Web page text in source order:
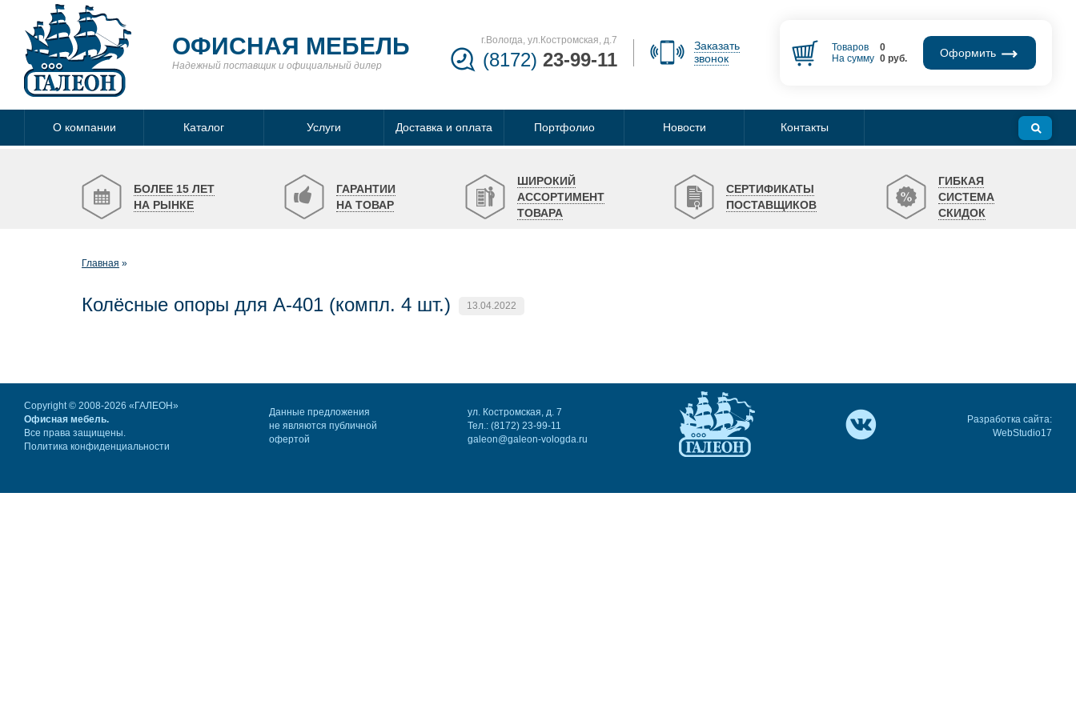
ОФИСНАЯ МЕБЕЛЬ
Надежный поставщик и официальный дилер
г.Вологда, ул.Костромская, д.7
(8172) 23-99-11
Заказать
звонок
Товаров
0
На сумму 0руб. Оформить
О компании Каталог Услуги Доставка и оплата Портфолио Новости Контакты
БОЛЕЕ 15 ЛЕТ
НА РЫНКЕ
ГАРАНТИИ
НА ТОВАР
ШИРОКИЙ
АССОРТИМЕНТ
ТОВАРА
СЕРТИФИКАТЫ
ПОСТАВЩИКОВ
ГИБКАЯ
СИСТЕМА
СКИДОК
Главная
Колёсные опоры для А-401 (компл. 4 шт.) 13.04.2022
Copyright © 2008-2026 «ГАЛЕОН»
Офисная мебель.
Все права защищены.
Политика конфиденциальности
Данные предложения
не являются публичной
офертой
ул. Костромская, д. 7
Тел.: (8172) 23-99-11
galeon@galeon-vologda.ru
Разработка сайта:
WebStudio17